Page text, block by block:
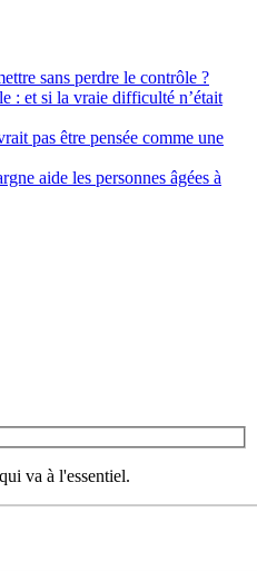
sans perdre le contrôle ?
: et si la vraie difficulté n’était
pas être pensée comme une
aide les personnes âgées à
va à l'essentiel.